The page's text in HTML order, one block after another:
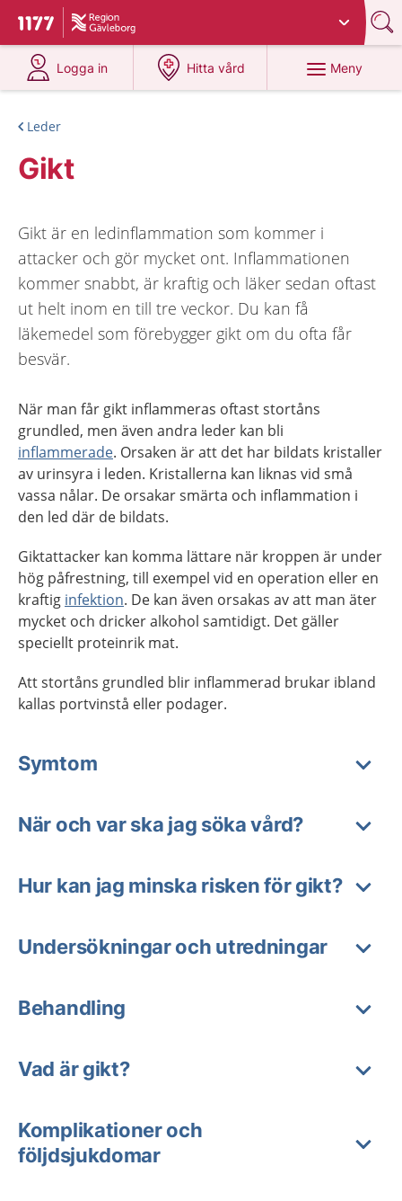
Till startsidan för 1177
Du har valt region
Logga in
på 1177.se
Hitta vård
på 1177.se
Meny
Leder
Gikt
Gikt är en ledinflammation som kommer i
attacker och gör mycket ont. Inflammationen
kommer snabbt, är kraftig och läker sedan oftast
ut helt inom en till tre veckor. Du kan få
läkemedel som förebygger gikt om du ofta får
besvär.
När man får gikt inflammeras oftast stortåns
grundled, men även andra leder kan bli
inflammerade. Orsaken är att det har bildats kristaller
av urinsyra i leden. Kristallerna kan liknas vid små
vassa nålar. De orsakar smärta och inflammation i
den led där de bildats.
Giktattacker kan komma lättare när kroppen är under
hög påfrestning, till exempel vid en operation eller en
kraftig infektion. De kan även orsakas av att man äter
mycket och dricker alkohol samtidigt. Det gäller
speciellt proteinrik mat.
Att stortåns grundled blir inflammerad brukar ibland
kallas portvinstå eller podager.
Symtom
När och var ska jag söka vård?
Hur kan jag minska risken för gikt?
Undersökningar och utredningar
Behandling
Vad är gikt?
Komplikationer och
följdsjukdomar